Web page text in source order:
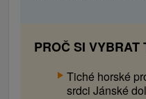
PROČ SI VYBRAT
Tiché horské
srdci Jánské